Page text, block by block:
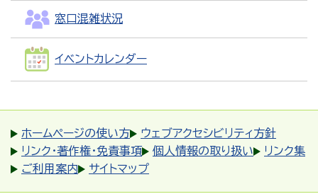
窓口混雑状況
イベントカレンダー
ホームページの使い方
ウェブアクセシビリティ方針
リンク・著作権・免責事項
個人情報の取り扱い
リンク集
ご利用案内
サイトマップ